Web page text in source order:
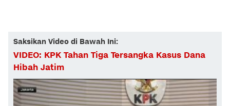
Saksikan Video di Bawah Ini:
VIDEO: KPK Tahan Tiga Tersangka Kasus Dana
Hibah Jatim